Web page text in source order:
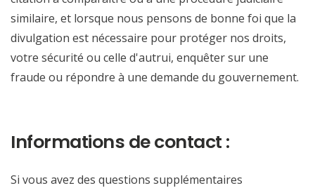
similaire, et lorsque nous pensons de bonne foi que la
divulgation est nécessaire pour protéger nos droits,
votre sécurité ou celle d'autrui, enquêter sur une
fraude ou répondre à une demande du gouvernement.
Informations de contact :
Si vous avez des questions supplémentaires